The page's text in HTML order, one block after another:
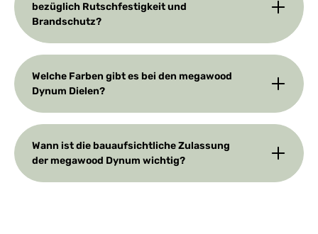
bezüglich Rutschfestigkeit und
Brandschutz?
Welche Farben gibt es bei den megawood
Dynum Dielen?
Wann ist die bauaufsichtliche Zulassung
der megawood Dynum wichtig?